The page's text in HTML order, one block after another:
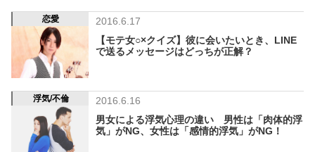
恋愛
2016.6.17
【モテ女○×クイズ】彼に会いたいとき、LINE
で送るメッセージはどっちが正解？
浮気/不倫
2016.6.16
男女による浮気心理の違い 男性は「肉体的浮
気」がNG、女性は「感情的浮気」がNG！